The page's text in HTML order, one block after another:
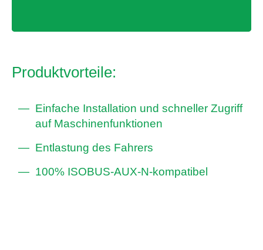
Produktvorteile:
Einfache Installation und schneller Zugriff
auf Maschinenfunktionen
Entlastung des Fahrers
100% ISOBUS-AUX-N-kompatibel